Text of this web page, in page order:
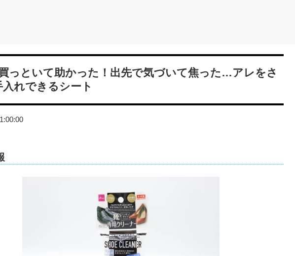
っといて助かった！出先で気づいて焦った…アレをさ
入れできるシート